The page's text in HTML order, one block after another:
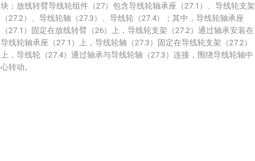
块；放线转臂导线轮组件（27）包含导线轮轴承座（27.1）、导线轮支架
（27.2）、导线轮轴（27.3）、导线轮（27.4）；其中，导线轮轴承座
（27.1）固定在放线转臂（26）上，导线轮支架（27.2）通过轴承安装在
导线轮轴承座（27.1）上，导线轮轴（27.3）固定在导线轮支架（27.2）
上，导线轮（27.4）通过轴承与导线轮轴（27.3）连接，围绕导线轮轴中
心转动。